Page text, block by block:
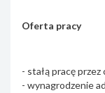
Oferta pracy
- stałą pracę przez
- wynagrodzenie